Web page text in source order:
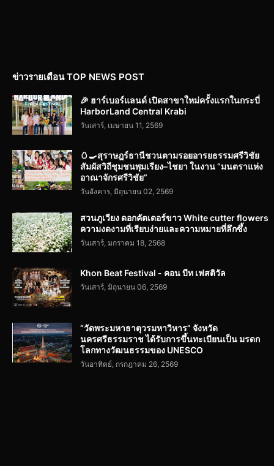
ข่าวรายเดือน TOP NEWS POST
🎉 ฮาร์เบอร์แลนด์ เปิดสาขาใหม่ครั้งแรกในกระบี่
HarborLand Central Krabi
วันเสาร์, เมษายน 11, 2569
🥚🍳สุราษฎร์ธานีชวนตามรอยอารยธรรมศรีวิชัย
สัมผัสวิถีชุมชนพุมเรียง–ไชยา ในงาน “มนตราแห่ง
อาณาจักรศรีวิชัย”
วันอังคาร, มิถุนายน 02, 2569
สวนภูเวียง ดอกคัตเตอร์ขาว White cutter flowers
ความงดงามที่เรียบง่ายและความหมายที่ลึกซึ้ง
วันเสาร์, มกราคม 18, 2568
Khon Beat Festival - คอน บีท เฟสติวัล
วันเสาร์, มิถุนายน 06, 2569
“วัดพระมหาธาตุวรมหาวิหาร” จังหวัด
นครศรีธรรมราช ได้รับการขึ้นทะเบียนเป็น มรดก
โลกทางวัฒนธรรมของ UNESCO
วันอาทิตย์, กรกฎาคม 26, 2569